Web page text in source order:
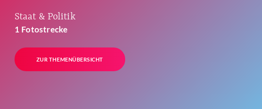
Staat & Politik
1 Fotostrecke
ZUR THEMENÜBERSICHT